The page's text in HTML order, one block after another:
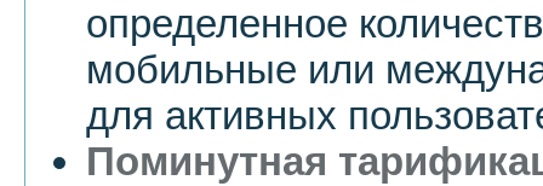
определенное
мобильные или
для активных
Поминутная